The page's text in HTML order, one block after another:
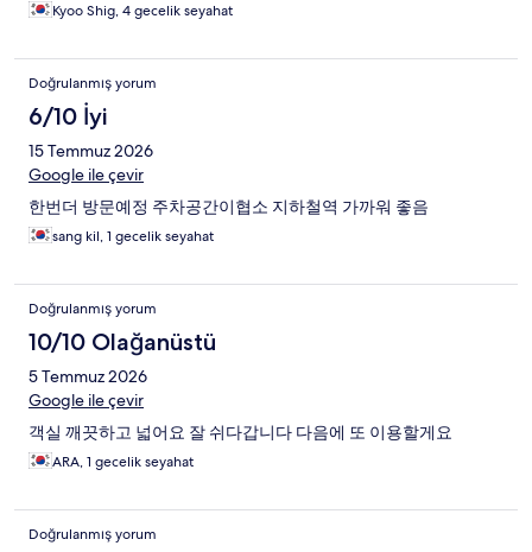
Kyoo Shig, 4 gecelik seyahat
Doğrulanmış yorum
6/10 İyi
15 Temmuz 2026
Google ile çevir
한번더 방문예정 주차공간이협소 지하철역 가까워 좋음
sang kil, 1 gecelik seyahat
Doğrulanmış yorum
10/10 Olağanüstü
5 Temmuz 2026
Google ile çevir
객실 깨끗하고 넓어요 잘 쉬다갑니다 다음에 또 이용할게요
ARA, 1 gecelik seyahat
Doğrulanmış yorum